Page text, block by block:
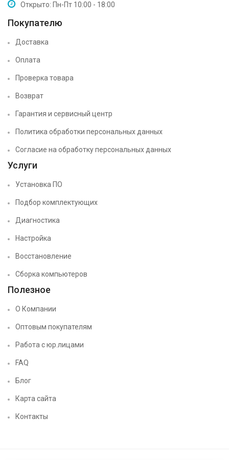
Открыто: Пн-Пт 10:00 - 18:00
Покупателю
Доставка
Оплата
Проверка товара
Возврат
Гарантия и сервисный центр
Политика обработки персональных данных
Согласие на обработку персональных данных
Услуги
Установка ПО
Подбор комплектующих
Диагностика
Настройка
Восстановление
Сборка компьютеров
Полезное
О Компании
Оптовым покупателям
Работа с юр.лицами
FAQ
Блог
Карта сайта
Контакты